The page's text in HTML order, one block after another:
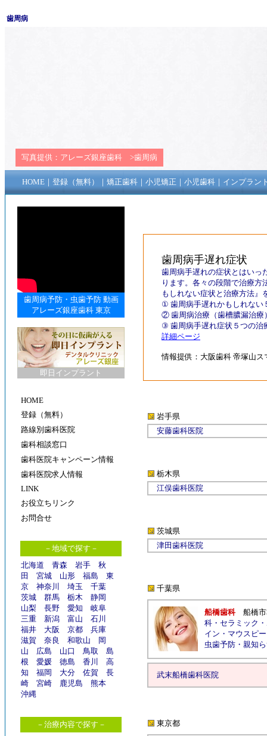
歯周病
写真提供： アレーズ銀座歯科 >歯周病
HOME｜ 登録（無料） ｜ 矯正歯科｜ 小児矯正 ｜ 小児歯科｜ インプラン
歯周病予防・ 虫歯予防動画
アレーズ銀座歯科 東京
即日インプラント
HOME
登録（無料）
路線別歯科医院
歯科相談窓口
歯科医院キャンペーン情報
歯科医院求人情報
LINK
お役立ちリンク
お問合せ
－地域で探す－
北海道
青森 岩手
秋
田
宮城 山形 福島
東
京
神奈川 埼玉
千葉
茨城
群馬 栃木
静岡
山梨
長野 愛知
岐阜
三重
新潟 富山
石川
福井
大阪 京都
兵庫
滋賀
奈良 和歌山
岡
山
広島 山口 鳥取
島
根
愛媛 徳島 香川
高
知
福岡 大分 佐賀
長
崎
宮崎 鹿児島
熊本
沖縄
－治療内容で探す－
歯周病手遅れ症状
歯周病手遅れの症状とはいっ
ります。各々の段階で治療方
もしれない症状と治療方法』
① 歯周病手遅れかもしれない
② 歯周病治療（歯槽膿漏治療
③ 歯周病手遅れ症状５つの治
詳細ページ
情報提供： 大阪歯科 帝塚山
岩手県
安藤歯科医院
栃木県
江俣歯科医院
茨城県
津田歯科医院
千葉県
船橋歯科
船橋
科 ・ セラミック ・
イン ・ マウスピ
虫歯予防 ・ 親知
武末船橋歯科医院
東京都